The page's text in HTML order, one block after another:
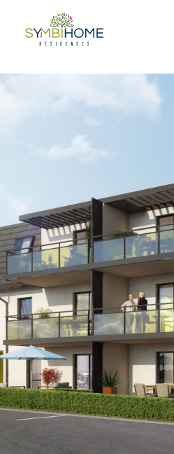
NOS
Toutes nos
LA CLAIRIERE &
LES FRUITIERS
ODAYA
KAPLAN
KAPLAN
NOS
CONTACTEZ-